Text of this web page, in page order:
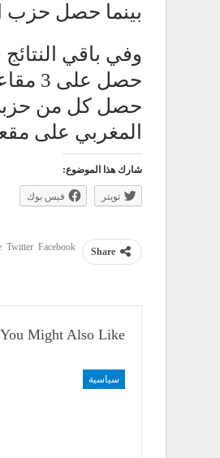
بينما حصل حزب
وفي باقي
حصل
حصل كل من حزبي
المغربي على
شارك هذا الموضوع:
تويتر فيس بوك
Share
Facebook
Twitter
You Might Also Like
سياسية